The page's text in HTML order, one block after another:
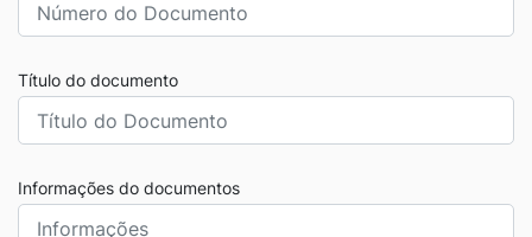
Título do documento
Informações do documentos